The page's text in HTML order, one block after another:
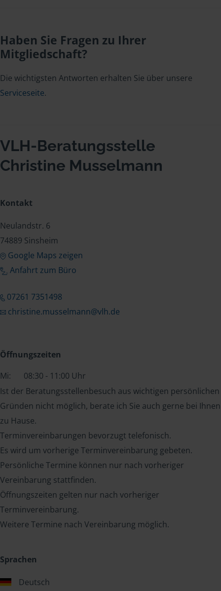
Haben Sie Fragen zu Ihrer
Mitgliedschaft?
Die wichtigsten Antworten erhalten Sie über unsere
Serviceseite.
VLH-Beratungsstelle
Christine Musselmann
Kontakt
Neulandstr. 6
74889 Sinsheim
Google Maps zeigen
Anfahrt zum Büro
07261 7351498
christine.musselmann@vlh.de
Öffnungszeiten
Mi:
08:30 - 11:00 Uhr
Ist der Beratungsstellenbesuch aus wichtigen persönlichen
Gründen nicht möglich, berate ich Sie auch gerne bei Ihnen
zu Hause.
Terminvereinbarungen bevorzugt telefonisch.
Es wird um vorherige Terminvereinbarung gebeten.
Persönliche Termine können nur nach vorheriger
Vereinbarung stattfinden.
Öffnungszeiten gelten nur nach vorheriger
Terminvereinbarung.
Weitere Termine nach Vereinbarung möglich.
Sprachen
Deutsch